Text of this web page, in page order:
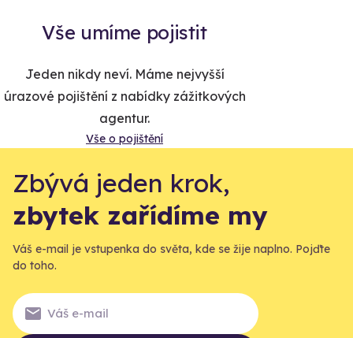
Vše umíme pojistit
Jeden nikdy neví. Máme nejvyšší
úrazové pojištění z nabídky zážitkových
agentur.
Vše o pojištění
Zbývá jeden krok,
zbytek zařídíme my
Váš e-mail je vstupenka do světa, kde se žije naplno. Pojďte
do toho.